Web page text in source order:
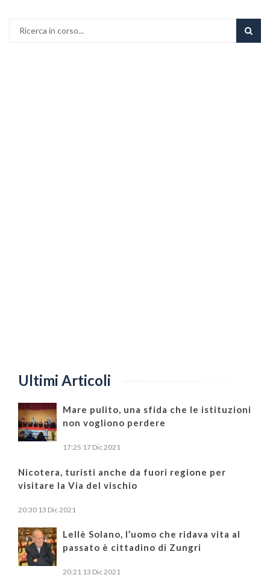
Ultimi Articoli
Mare pulito, una sfida che le istituzioni
non vogliono perdere
17:25 17 Dic 2021
Nicotera, turisti anche da fuori regione per
visitare la Via del vischio
20:30 13 Dic 2021
Lellè Solano, l’uomo che ridava vita al
passato è cittadino di Zungri
20:21 13 Dic 2021